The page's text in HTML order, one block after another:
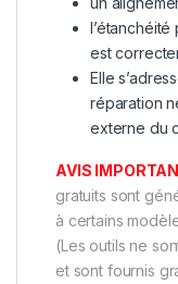
est
Elle
réparation
externe du
AVIS
gratuits sont
à certains
(Les outils ne
et sont fournis